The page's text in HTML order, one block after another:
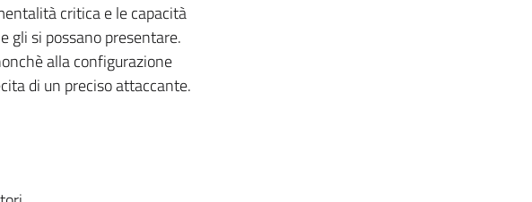
critica e le capacità
gli si possano presentare.
alla configurazione
di un preciso attaccante.